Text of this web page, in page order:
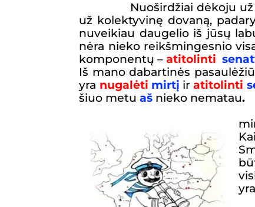
o
k
a
m
Nuoširdžiai dėkoju
už kolektyvinę dovaną,
nuveikiau daugelio iš jūsų
nėra nieko reikšmingesnio
komponentų –atitolinti
Iš mano dabartinės
yra nugalėti mirtį iratitolinti
šiuo metuaš nieko nematau.